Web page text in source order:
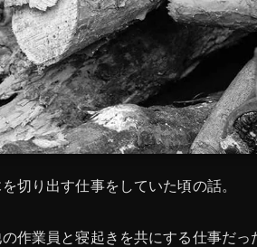
切り出す仕事をしていた頃の話。
作業員と寝起きを共にする仕事だっ